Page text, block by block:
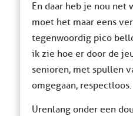
En daar heb je nou net
moet het maar eens
tegenwoordig pico
ik zie hoe er door de
senioren, met spullen
omgegaan, respectloos.
Urenlang onder een